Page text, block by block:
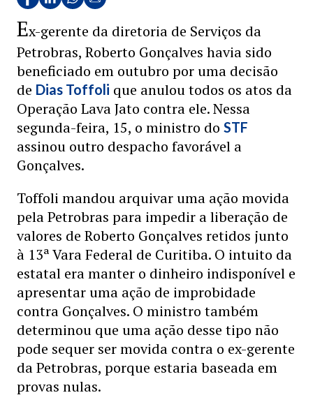
Ex-gerente da diretoria de Serviços da
Petrobras, Roberto Gonçalves havia sido
beneficiado em outubro por uma decisão
de Dias Toffoli que anulou todos os atos da
Operação Lava Jato contra ele. Nessa
segunda-feira, 15, o ministro do STF
assinou outro despacho favorável a
Gonçalves.
Toffoli mandou arquivar uma ação movida
pela Petrobras para impedir a liberação de
valores de Roberto Gonçalves retidos junto
à 13ª Vara Federal de Curitiba. O intuito da
estatal era manter o dinheiro indisponível e
apresentar uma ação de improbidade
contra Gonçalves. O ministro também
determinou que uma ação desse tipo não
pode sequer ser movida contra o ex-gerente
da Petrobras, porque estaria baseada em
provas nulas.